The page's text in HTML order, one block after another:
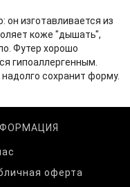
он изготавливается из
коже "дышать",
Футер хорошо
гипоаллергенным.
сохранит форму.
оферта